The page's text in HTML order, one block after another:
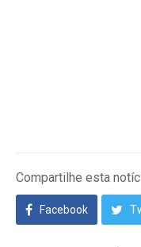
Compartilhe esta
Facebook